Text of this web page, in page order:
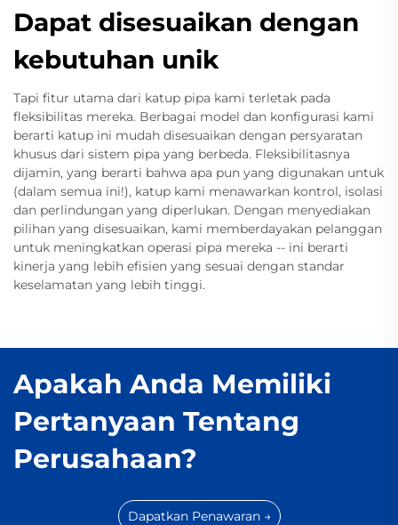
Dapat disesuaikan dengan
kebutuhan unik
Tapi fitur utama dari katup pipa kami terletak pada
fleksibilitas mereka. Berbagai model dan konfigurasi kami
berarti katup ini mudah disesuaikan dengan persyaratan
khusus dari sistem pipa yang berbeda. Fleksibilitasnya
dijamin, yang berarti bahwa apa pun yang digunakan untuk
(dalam semua ini!), katup kami menawarkan kontrol, isolasi
dan perlindungan yang diperlukan. Dengan menyediakan
pilihan yang disesuaikan, kami memberdayakan pelanggan
untuk meningkatkan operasi pipa mereka -- ini berarti
kinerja yang lebih efisien yang sesuai dengan standar
keselamatan yang lebih tinggi.
Apakah Anda Memiliki
Pertanyaan Tentang
Perusahaan?
Dapatkan Penawaran →